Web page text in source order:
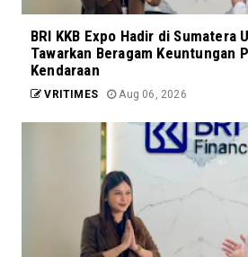
BRI KKB Expo Hadir di Sumatera
Tawarkan Beragam Keuntungan
Kendaraan
VRITIMES Aug 06, 2026